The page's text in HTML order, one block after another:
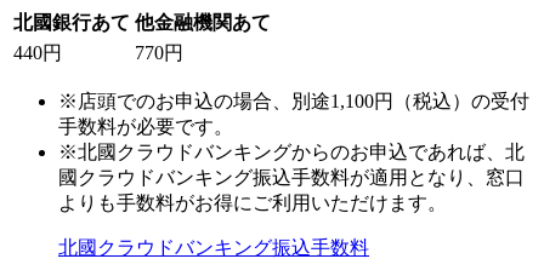
北國銀行あて 他金融機関あて
440円
770円
※店頭でのお申込の場合、別途1,100円（税込）の受付
手数料が必要です。
※北國クラウドバンキングからのお申込であれば、北
國クラウドバンキング振込手数料が適用となり、窓口
よりも手数料がお得にご利用いただけます。
北國クラウドバンキング振込手数料